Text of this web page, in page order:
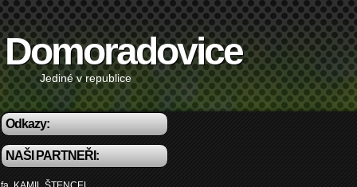
Domoradovice
Jediné v republice
Odkazy:
NAŠI PARTNEŘI: